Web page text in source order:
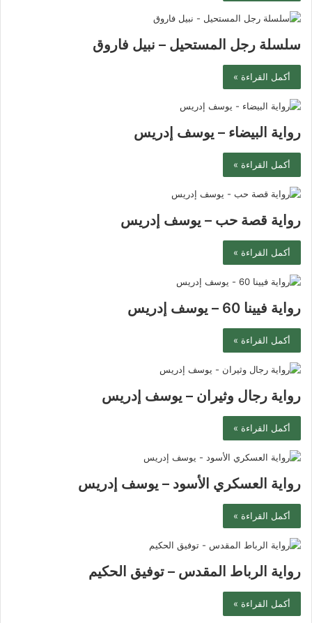
سلسلة رجل المستحيل – نبيل فاروق
أكمل القراءة »
رواية البيضاء – يوسف إدريس
أكمل القراءة »
رواية قصة حب – يوسف إدريس
أكمل القراءة »
رواية فيينا 60 – يوسف إدريس
أكمل القراءة »
رواية رجال وثيران – يوسف إدريس
أكمل القراءة »
رواية العسكري الأسود – يوسف إدريس
أكمل القراءة »
رواية الرباط المقدس – توفيق الحكيم
أكمل القراءة »